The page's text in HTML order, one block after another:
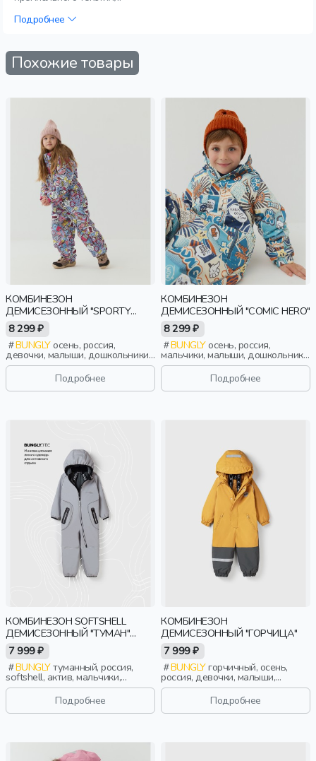
Подробнее
Похожие товары
КОМБИНЕЗОН
ДЕМИСЕЗОННЫЙ "SPORTY
GIRL"
8 299 ₽
BUNGLYосень, россия,
девочки, малыши, дошкольники,
дети
Подробнее
КОМБИНЕЗОН
ДЕМИСЕЗОННЫЙ "COMIC HERO"
8 299 ₽
BUNGLYосень, россия,
мальчики, малыши, дошкольники,
дети
Подробнее
КОМБИНЕЗОН SOFTSHELL
ДЕМИСЕЗОННЫЙ "ТУМАН"
BUNGLY TEC
7 999 ₽
BUNGLYтуманный, россия,
softshell, актив, мальчики,
малыши, дошкольники, дети
Подробнее
КОМБИНЕЗОН
ДЕМИСЕЗОННЫЙ "ГОРЧИЦА"
7 999 ₽
BUNGLYгорчичный, осень,
россия, девочки, малыши,
дошкольники, дети
Подробнее